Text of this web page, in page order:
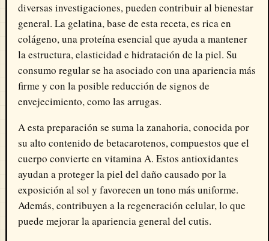
diversas investigaciones, pueden contribuir al bienestar
general. La gelatina, base de esta receta, es rica en
colágeno, una proteína esencial que ayuda a mantener
la estructura, elasticidad e hidratación de la piel. Su
consumo regular se ha asociado con una apariencia más
firme y con la posible reducción de signos de
envejecimiento, como las arrugas.
A esta preparación se suma la zanahoria, conocida por
su alto contenido de betacarotenos, compuestos que el
cuerpo convierte en vitamina A. Estos antioxidantes
ayudan a proteger la piel del daño causado por la
exposición al sol y favorecen un tono más uniforme.
Además, contribuyen a la regeneración celular, lo que
puede mejorar la apariencia general del cutis.